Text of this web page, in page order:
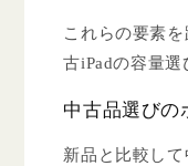
これらの要素
古iPadの容量選
中古品選びの
新品と比較し